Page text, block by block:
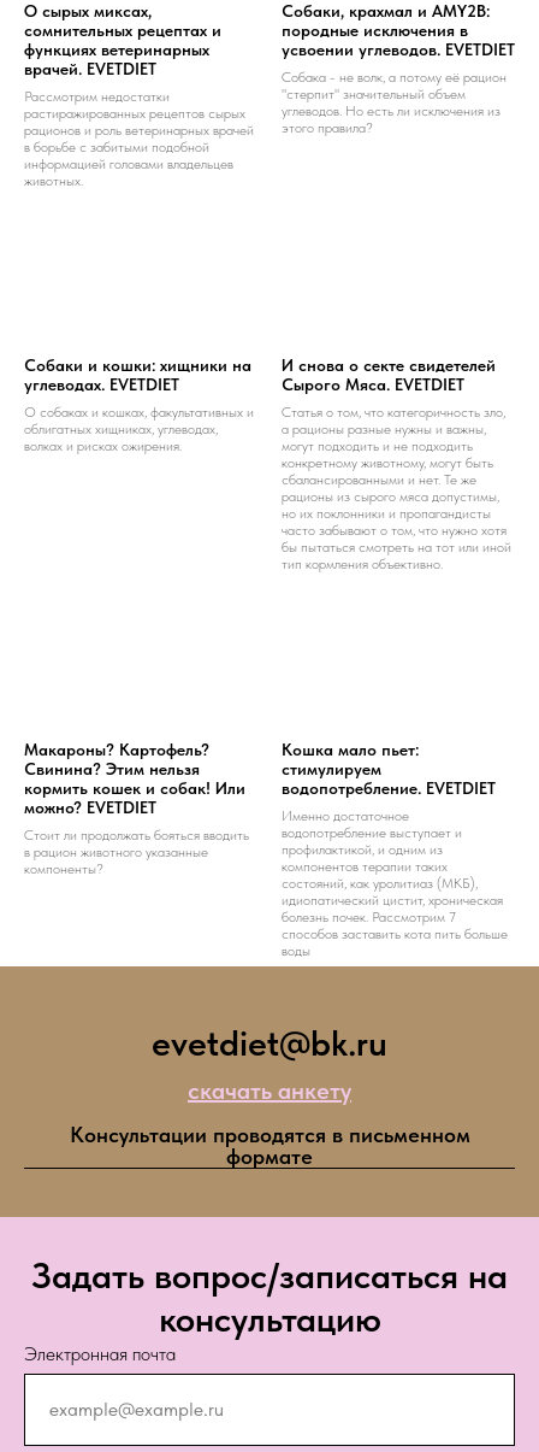
О сырых миксах,
сомнительных рецептах и
функциях ветеринарных
врачей. EVETDIET
Рассмотрим недостатки
растиражированных рецептов сырых
рационов и роль ветеринарных врачей
в борьбе с забитыми подобной
информацией головами владельцев
животных.
Собаки, крахмал и AMY2B:
породные исключения в
усвоении углеводов. EVETDIET
Собака - не волк, а потому её рацион
"стерпит" значительный объем
углеводов. Но есть ли исключения из
этого правила?
Собаки и кошки: хищники на
углеводах. EVETDIET
О собаках и кошках, факультативных и
облигатных хищниках, углеводах,
волках и рисках ожирения.
И снова о секте свидетелей
Сырого Мяса. EVETDIET
Статья о том, что категоричность зло,
а рационы разные нужны и важны,
могут подходить и не подходить
конкретному животному, могут быть
сбалансированными и нет. Те же
рационы из сырого мяса допустимы,
но их поклонники и пропагандисты
часто забывают о том, что нужно хотя
бы пытаться смотреть на тот или иной
тип кормления объективно.
Макароны? Картофель?
Свинина? Этим нельзя
кормить кошек и собак! Или
можно? EVETDIET
Стоит ли продолжать бояться вводить
в рацион животного указанные
компоненты?
Кошка мало пьет:
стимулируем
водопотребление. EVETDIET
Именно достаточное
водопотребление выступает и
профилактикой, и одним из
компонентов терапии таких
состояний, как уролитиаз (МКБ),
идиопатический цистит, хроническая
болезнь почек. Рассмотрим 7
способов заставить кота пить больше
воды
evetdiet@bk.ru
скачать анкету
Консультации проводятся в письменном
формате
Задать вопрос/записаться на
консультацию
Электронная почта